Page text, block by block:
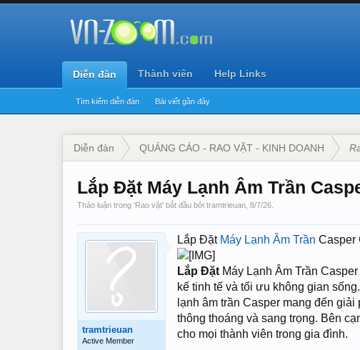
Diễn đàn
Tìm kiếm diễn đàn Bài viết gần đây
Thành viên Help Links
Diễn đàn QUẢNG CÁO - RAO VẶT - KINH DOANH
Lắp Đặt Máy Lạnh Âm Trần
Thảo luận trong 'Rao vặt' bắt đầu bởi tramtrieuan 8/7/26
tramtrieuan
Active Member
Lắp Đặt Máy Lạnh Âm Trần Casper
Lắp Đặt Máy Lạnh Âm Trần Casper
kế tinh tế và tối ưu không gian
lạnh âm trần Casper mang đến
thông thoáng và sang trọng. Bên
cho mọi thành viên trong gia đình.